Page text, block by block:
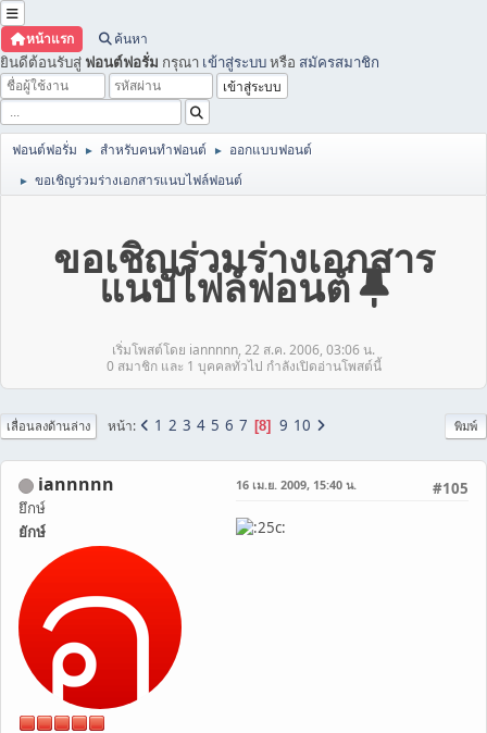
หน้าแรก ค้นหา
ยินดีต้อนรับสู่ ฟอนต์ฟอรั่ม กรุณา เข้าสู่ระบบหรือ สมัครสมาชิก
ฟอนต์ฟอรั่ม ► สำหรับคนทำฟอนต์ ► ออกแบบฟอนต์
► ขอเชิญร่วมร่างเอกสารแนบไฟล์ฟอนต์
ขอเชิญร่วมร่างเอกสาร
แนบไฟล์ฟอนต์
เริ่มโพสต์โดย iannnnn, 22 ส.ค. 2006, 03:06 น.
0 สมาชิก และ 1 บุคคลทั่วไป กำลังเปิดอ่านโพสต์นี้
พิมพ์
เลื่อนลงด้านล่าง หน้า 1 2 3 4 5 6 7 8 9 10
iannnnn
ยึกษ์
ยักษ์
#105
16 เม.ย. 2009, 15:40 น.